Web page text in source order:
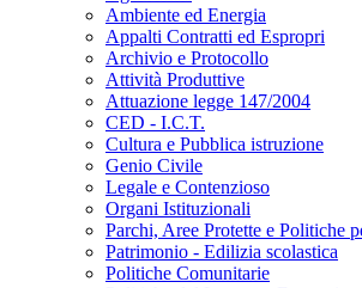
Ambiente ed Energia
Appalti Contratti ed Espropri
Archivio e Protocollo
Attività Produttive
Attuazione legge 147/2004
CED - I.C.T.
Cultura e Pubblica istruzione
Genio Civile
Legale e Contenzioso
Organi Istituzionali
Parchi, Aree Protette e Politiche
Patrimonio - Edilizia scolastica
Politiche Comunitarie